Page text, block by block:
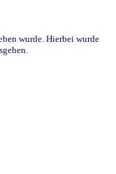
wurde. Hierbei wurde